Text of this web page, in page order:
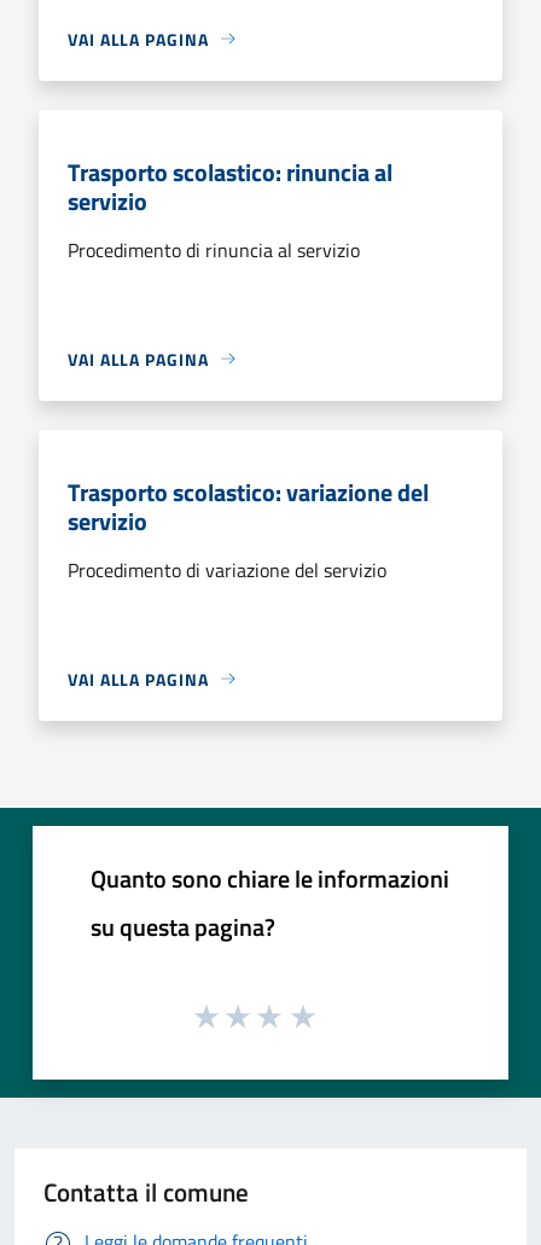
VAI ALLA PAGINA
Trasporto scolastico: rinuncia al
servizio
Procedimento di rinuncia al servizio
VAI ALLA PAGINA
Trasporto scolastico: variazione del
servizio
Procedimento di variazione del servizio
VAI ALLA PAGINA
Quanto sono chiare le informazioni
su questa pagina?
Contatta il comune